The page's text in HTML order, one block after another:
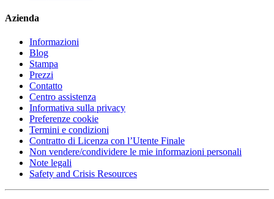
Azienda
Informazioni
Blog
Stampa
Prezzi
Contatto
Centro assistenza
Informativa sulla privacy
Preferenze cookie
Termini e condizioni
Contratto di Licenza con l’Utente Finale
Non vendere/condividere le mie informazioni personali
Note legali
Safety and Crisis Resources